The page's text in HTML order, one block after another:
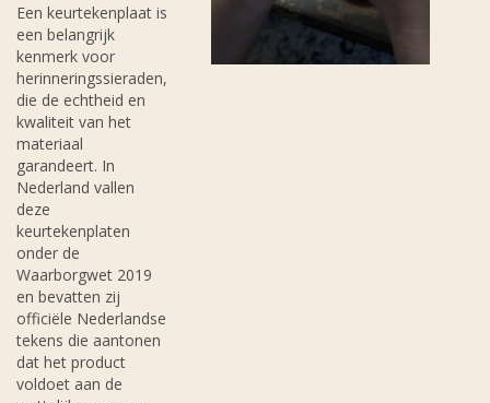
Een keurtekenplaat is
een belangrijk
kenmerk voor
herinneringssieraden,
die de echtheid en
kwaliteit van het
materiaal
garandeert. In
Nederland vallen
deze
keurtekenplaten
onder de
Waarborgwet 2019
en bevatten zij
officiële Nederlandse
tekens die aantonen
dat het product
voldoet aan de